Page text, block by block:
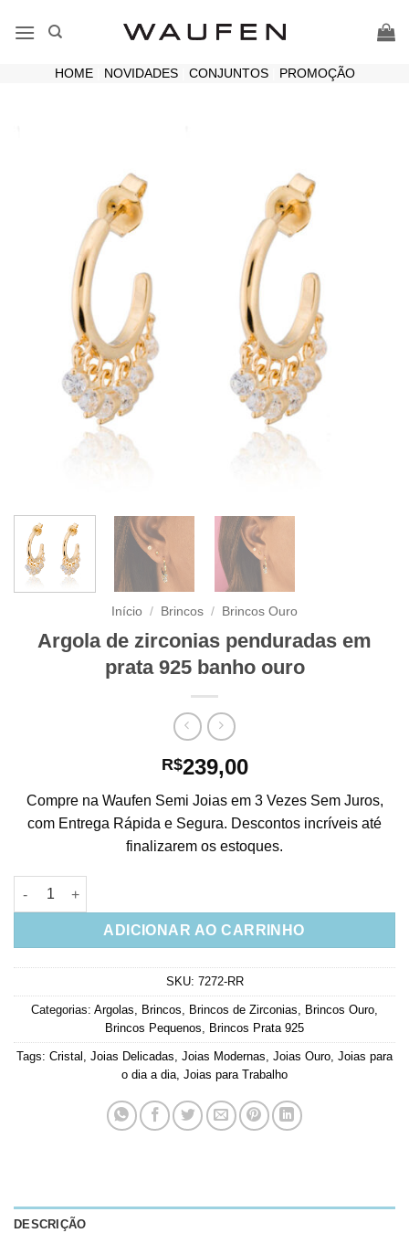
HOME| NOVIDADES| CONJUNTOS| PROMOÇÃO
Início / Brincos / Brincos Ouro
Argola de zirconias penduradas em
prata 925 banho ouro
R$239,00
Compre na Waufen Semi Joias em 3 Vezes Sem Juros,
com Entrega Rápida e Segura. Descontos incríveis até
finalizarem os estoques.
Argola de zirconias penduradas em prata 925 banho ouro
ADICIONAR AO CARRINHO
SKU: 7272-RR
Categorias: Argolas, Brincos, Brincos de Zirconias, Brincos Ouro,
Brincos Pequenos, Brincos Prata 925
Tags: Cristal , Joias Delicadas, Joias Modernas, Joias Ouro, Joias para
o dia a dia, Joias para Trabalho
DESCRIÇÃO